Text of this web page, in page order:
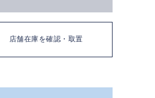
店舗在庫を確認・取置